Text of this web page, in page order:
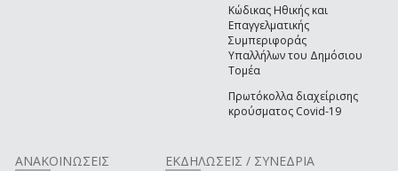
Κώδικας Ηθικής και
Επαγγελματικής
Συμπεριφοράς
Υπαλλήλων του Δημόσιου
Τομέα
Πρωτόκολλα διαχείρισης
κρούσματος Covid-19
ΑΝΑΚΟΙΝΩΣΕΙΣ ΕΚΔΗΛΩΣΕΙΣ / ΣΥΝΕΔΡΙΑ